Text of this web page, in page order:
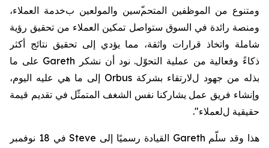
ومتنوع من الموظفين المتحمسين والمولعين بخدمة العملاء،
ومنصة رائدة في السوق ستواصل تمكين العملاء من تحقيق رؤية
شاملة واتخاذ قرارات واثقة، مما يؤدي إلىتحقيق نتائج أكثر
ذكاءً وفعالية من عملية التحوّل. نود أن نشكر Gareth على ما
بذله من جهود للارتقاء بشركة Orbus إلى ما هي عليه اليوم،
وإنشاء فريق عمل يشاركنا نفس الشغف المتمثّل في تقديم قيمة
حقيقية للعملاء".
هذا وقد سلّم Gareth القيادة رسميًا إلى Steveفي
18 نوفمبر